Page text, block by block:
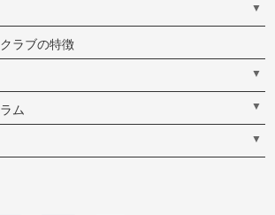
▼
ラブの特徴
▼
ム ▼
▼